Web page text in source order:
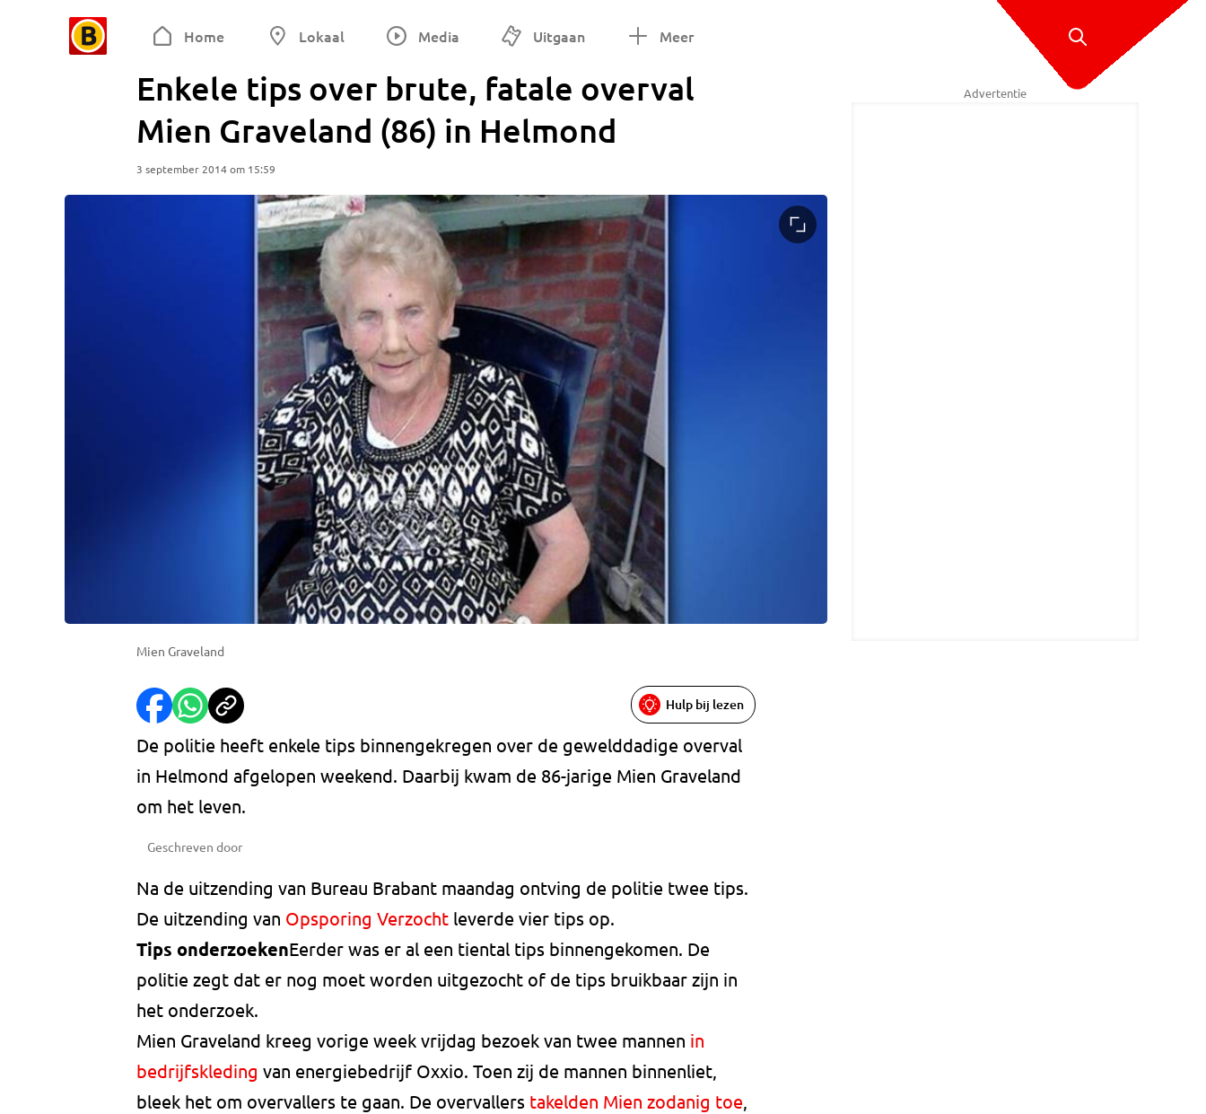
Home Lokaal Media Uitgaan Meer
Enkele tips over brute, fatale overval
Mien Graveland (86) in Helmond
3 september 2014 om 15:59
Mien Graveland
Hulp bij lezen
De politie heeft enkele tips binnengekregen over de gewelddadige overval
in Helmond afgelopen weekend. Daarbij kwam de 86-jarige Mien Graveland
om het leven.
Geschreven door
Na de uitzending van Bureau Brabant maandag ontving de politie twee tips.
De uitzending van Opsporing Verzocht leverde vier tips op.
Tips onderzoekenEerder was er al een tiental tips binnengekomen. De
politie zegt dat er nog moet worden uitgezocht of de tips bruikbaar zijn in
het onderzoek.
Mien Graveland kreeg vorige week vrijdag bezoek van twee mannen in
bedrijfskleding van energiebedrijf Oxxio. Toen zij de mannen binnenliet,
bleek het om overvallers te gaan. De overvallers takelden Mien zodanig toe,
Advertentie